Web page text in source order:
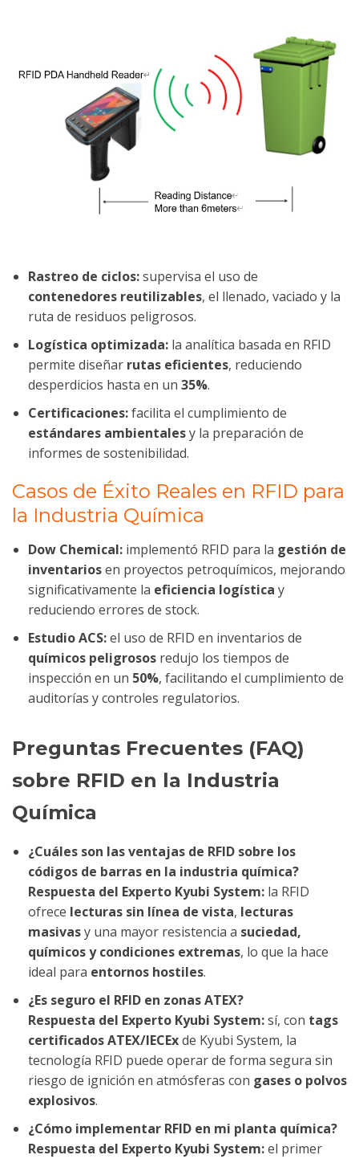
Rastreo de ciclos:supervisa el uso de
contenedores reutilizables, el llenado, vaciado y la
ruta de residuos peligrosos.
Logística optimizada: la analítica basada en RFID
permite diseñar rutas eficientes, reduciendo
desperdicios hasta en un 35%.
Certificaciones:facilita el cumplimiento de
estándares ambientalesy la preparación de
informes de sostenibilidad.
Casos de Éxito Reales en RFID para
la Industria Química
Dow Chemical: implementó RFID para la gestión de
inventariosen proyectos petroquímicos, mejorando
significativamente la eficiencia logística y
reduciendo errores de stock.
Estudio ACS:el uso de RFID en inventarios de
químicos peligrosos redujo los tiempos de
inspección en un 50%, facilitando el cumplimiento de
auditorías y controles regulatorios.
Preguntas Frecuentes (FAQ)
sobre RFID en la Industria
Química
¿Cuáles son las ventajas de RFID sobre los
códigos de barras en la industria química?
Respuesta del Experto Kyubi System: la RFID
ofrece lecturas sin línea de vista, lecturas
masivasy una mayor resistencia a suciedad,
químicos y condiciones extremas, lo que la hace
ideal para entornos hostiles.
¿Es seguro el RFID en zonas ATEX?
Respuesta del Experto Kyubi System:sí, con tags
certificados ATEX/IECExde Kyubi System, la
tecnología RFID puede operar de forma segura sin
riesgo de ignición en atmósferas con gases o polvos
explosivos.
¿Cómo implementar RFID en mi planta química?
Respuesta del Experto Kyubi System:el primer